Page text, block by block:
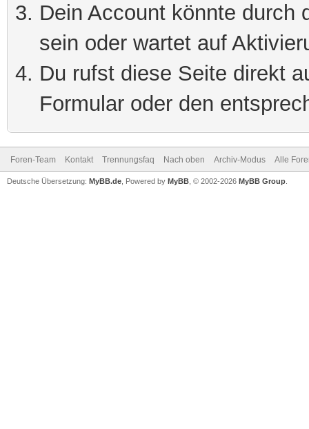
Dein Account könnte durch
sein oder wartet auf
Du rufst diese Seite direkt
Formular oder den
Foren-Team Kontakt Trennungsfaq Nach oben Archiv-Modus Alle
Deutsche Übersetzung: MyBB.de , Powered by MyBB , © 2002-2026 MyBB Group